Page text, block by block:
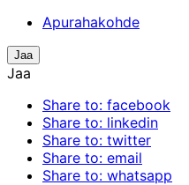
Apurahakohde
Jaa
Jaa
Share to: facebook
Share to: linkedin
Share to: twitter
Share to: email
Share to: whatsapp